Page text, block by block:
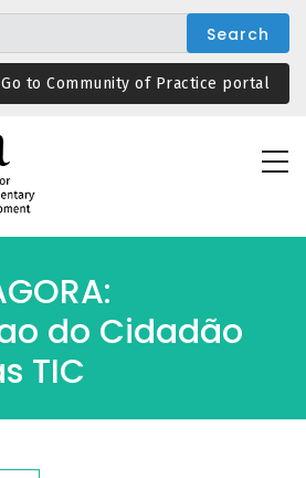
Go to Community of Practice portal
do Cidadão
TIC